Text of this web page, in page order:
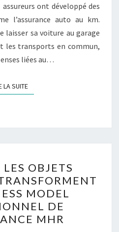
ont développé des
l’assurance auto au km.
laisser sa voiture au garage
les transports en commun,
liées au…
LA SUITELIRE LA SUITE
LES
OBJETS
CONNECTÉS
TRANSFORMENT
LE
LES OBJETS
MODEL
DE
MHR